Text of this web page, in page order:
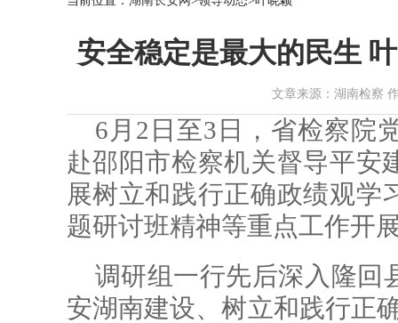
安全稳定是最大的民生
文章来源：湖南检察
6月2日至3日，省检察院
赴邵阳市检察机关督导平安
展树立和践行正确政绩观学
题研讨班精神等重点工作开
调研组一行先后深入隆回
安湖南建设、树立和践行正